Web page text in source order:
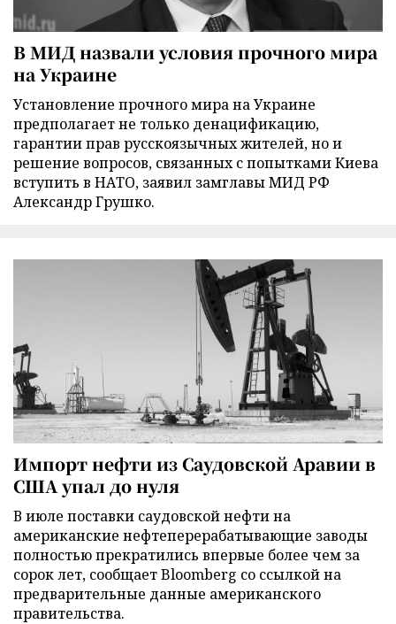
В МИД назвали условия прочного мира
на Украине
Установление прочного мира на Украине
предполагает не только денацификацию,
гарантии прав русскоязычных жителей, но и
решение вопросов, связанных с попытками Киева
вступить в НАТО, заявил замглавы МИД РФ
Александр Грушко.
Импорт нефти из Саудовской Аравии в
США упал до нуля
В июле поставки саудовской нефти на
американские нефтеперерабатывающие заводы
полностью прекратились впервые более чем за
сорок лет, сообщает Bloomberg со ссылкой на
предварительные данные американского
правительства.